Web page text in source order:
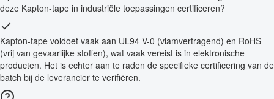
deze Kapton-tape in industriële toepassingen certificeren?
Kapton-tape voldoet vaak aan UL94 V-0 (vlamvertragend) en RoHS
(vrij van gevaarlijke stoffen), wat vaak vereist is in elektronische
producten. Het is echter aan te raden de specifieke certificering van de
batch bij de leverancier te verifiëren.